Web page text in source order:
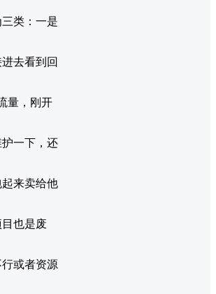
类：一是
去看到回
量，刚开
一下，还
来卖给他
也是废
或者资源